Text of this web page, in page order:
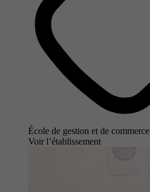
École de gestion et de commerce
Voir l’établissement